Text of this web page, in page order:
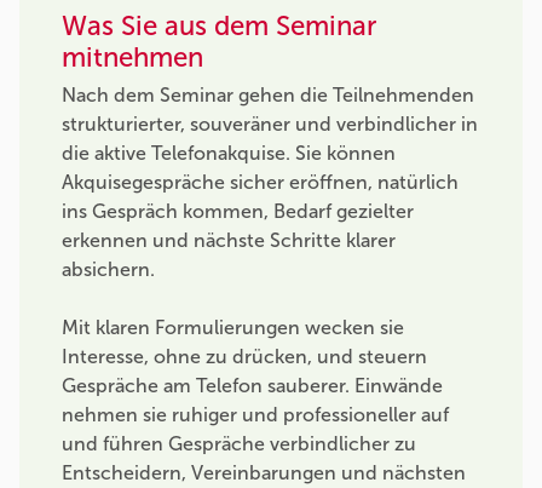
Was Sie aus dem Seminar
mitnehmen
Nach dem Seminar gehen die Teilnehmenden
strukturierter, souveräner und verbindlicher in
die aktive Telefonakquise. Sie können
Akquisegespräche sicher eröffnen, natürlich
ins Gespräch kommen, Bedarf gezielter
erkennen und nächste Schritte klarer
absichern.
Mit klaren Formulierungen wecken sie
Interesse, ohne zu drücken, und steuern
Gespräche am Telefon sauberer. Einwände
nehmen sie ruhiger und professioneller auf
und führen Gespräche verbindlicher zu
Entscheidern, Vereinbarungen und nächsten